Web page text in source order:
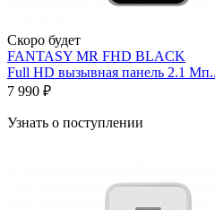
Скоро будет
FANTASY MR FHD BLACK
Full HD вызывная панель 2.1
7 990 ₽
Узнать о поступлении